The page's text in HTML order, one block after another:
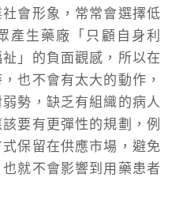
會形象，常常會選擇低
產生藥廠「只顧自身利
」的負面觀感，所以在
也不會有太大的動作，
勢，缺乏有組織的病人
要有更彈性的規劃，例
保留在供應市場，避免
就不會影響到用藥患者